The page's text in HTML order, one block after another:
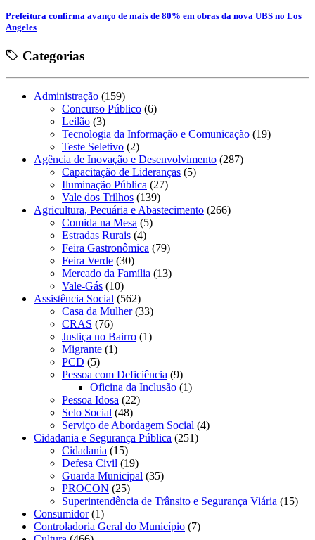
Prefeitura confirma avanço de mais de 80% em obras da nova UBS no Los
Angeles
Categorias
Administração (159)
Concurso Público (6)
Leilão (3)
Tecnologia da Informação e Comunicação (19)
Teste Seletivo (2)
Agência de Inovação e Desenvolvimento (287)
Capacitação de Lideranças (5)
Iluminação Pública (27)
Vale dos Trilhos (139)
Agricultura, Pecuária e Abastecimento (266)
Comida na Mesa (5)
Estradas Rurais (4)
Feira Gastronômica (79)
Feira Verde (30)
Mercado da Família (13)
Vale-Gás (10)
Assistência Social (562)
Casa da Mulher(33)
CRAS (76)
Justiça no Bairro (1)
Migrante (1)
PCD (5)
Pessoa com Deficiência (9)
Oficina da Inclusão (1)
Pessoa Idosa (22)
Selo Social (48)
Serviço de Abordagem Social (4)
Cidadania e Segurança Pública (251)
Cidadania (15)
Defesa Civil (19)
Guarda Municipal (35)
PROCON (25)
Superintendência de Trânsito e Segurança Viária (15)
Consumidor(1)
Controladoria Geral do Município (7)